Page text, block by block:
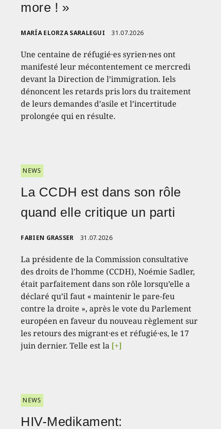
more ! »
MARÍA ELORZA SARALEGUI 31.07.2026
Une centaine de réfugié·es syrien·nes ont
manifesté leur mécontentement ce mercredi
devant la Direction de l’immigration. Iels
dénoncent les retards pris lors du traitement
de leurs demandes d’asile et l’incertitude
prolongée qui en résulte.
NEWS
La CCDH est dans son rôle
quand elle critique un parti
FABIEN GRASSER 31.07.2026
La présidente de la Commission consultative
des droits de l’homme (CCDH), Noémie Sadler,
était parfaitement dans son rôle lorsqu’elle a
déclaré qu’il faut « maintenir le pare-feu
contre la droite », après le vote du Parlement
européen en faveur du nouveau règlement sur
les retours des migrant·es et réfugié·es, le 17
juin dernier. Telle est la [+]
NEWS
HIV-Medikament: